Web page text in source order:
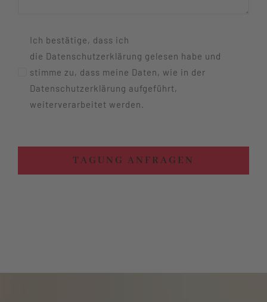
Ich bestätige, dass ich
die Datenschutzerklärung gelesen habe und
stimme zu, dass meine Daten, wie in der
Datenschutzerklärung aufgeführt,
weiterverarbeitet werden.
TAGUNG ANFRAGEN